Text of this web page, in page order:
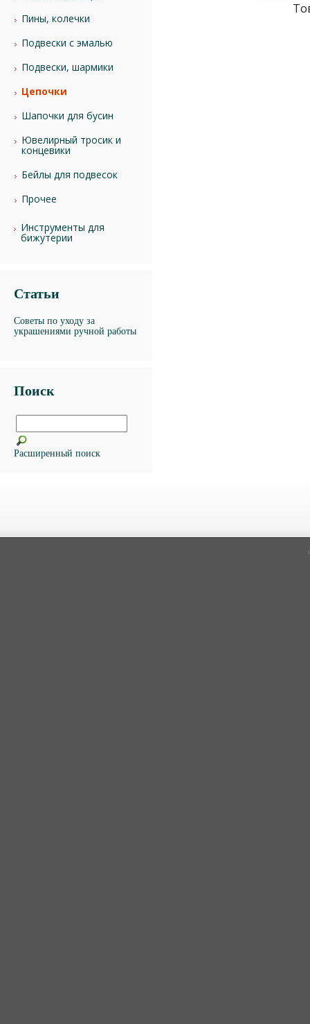
Пины, колечки
Подвески с эмалью
Подвески, шармики
Цепочки
Шапочки для бусин
Ювелирный тросик и
концевики
Бейлы для подвесок
Прочее
Инструменты для
бижутерии
Статьи
Советы по уходу за
украшениями ручной работы
Поиск
Расширенный поиск